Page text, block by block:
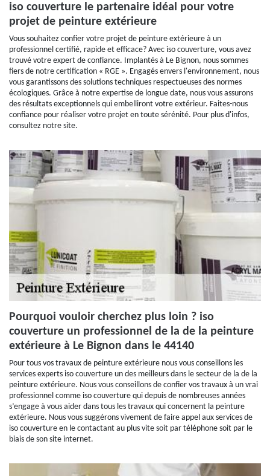
iso couverture le partenaire idéal pour votre
projet de peinture extérieure
Vous souhaitez confier votre projet de peinture extérieure à un
professionnel certifié, rapide et efficace? Avec iso couverture, vous avez
trouvé votre expert de confiance. Implantés à Le Bignon, nous sommes
fiers de notre certification « RGE ». Engagés envers l'environnement, nous
vous garantissons des solutions techniques respectueuses des normes
écologiques. Grâce à notre expertise de longue date, nous vous assurons
des résultats exceptionnels qui embelliront votre extérieur. Faites-nous
confiance pour réaliser votre projet en toute sérénité. Pour plus d'infos,
consultez notre site.
Pourquoi vouloir cherchez plus loin ? iso
couverture un professionnel de la de la peinture
extérieure à Le Bignon dans le 44140
Pour tous vos travaux de peinture extérieure nous vous conseillons les
services experts iso couverture un des meilleurs dans le secteur de la de la
peinture extérieure. Nous vous conseillons de confier vos travaux à un vrai
professionnel comme iso couverture qui depuis de nombreuses années
s’engage à vous aider dans tous les travaux qui concernent la peinture
extérieure. Nous vous suggérons vivement de faire appel aux services de
iso couverture en le contactant au plus vite soit par téléphone soit par le
biais de son site internet.